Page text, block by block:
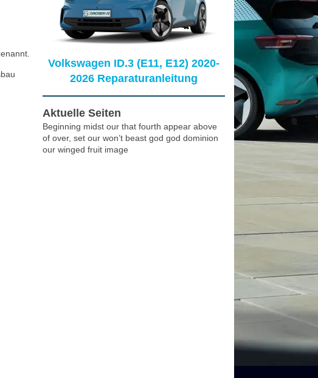
Volkswagen ID.3 (E11, E12) 2020-
2026 Reparaturanleitung
Aktuelle Seiten
Beginning midst our that fourth appear above
of over, set our won’t beast god god dominion
our winged fruit image